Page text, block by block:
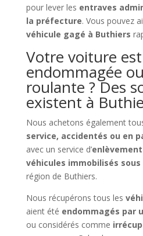
pour lever les entraves
la préfecture. Vous pouvez
véhicule gagé à Buthiers
Votre voiture est
endommagée
roulante ? Des
existent à
Nous achetons également
service, accidentés ou en
avec un service d’
véhicules immobilisés sous
région de Buthiers.
Nous récupérons tous les
aient été endommagés par
ou considérés comme